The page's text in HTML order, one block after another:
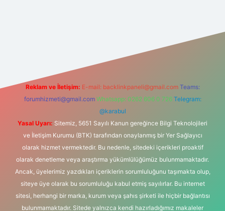
Reklam ve İletişim: E-mail: backlinkpaneli@gmail.com Teams:
forumhizmeti@gmail.com Whatsapp: 0262 606 0 726 Telegram:
@karabul
Yasal Uyarı: Sitemiz, 5651 Sayılı Kanun gereğince Bilgi Teknolojileri
ve İletişim Kurumu (BTK) tarafından onaylanmış bir Yer Sağlayıcı
olarak hizmet vermektedir. Bu nedenle, sitedeki içerikleri proaktif
olarak denetleme veya araştırma yükümlülüğümüz bulunmamaktadır.
Ancak, üyelerimiz yazdıkları içeriklerin sorumluluğunu taşımakta olup,
siteye üye olarak bu sorumluluğu kabul etmiş sayılırlar. Bu internet
sitesi, herhangi bir marka, kurum veya şahıs şirketi ile hiçbir bağlantısı
bulunmamaktadır. Sitede yalnızca kendi hazırladığımız makaleler